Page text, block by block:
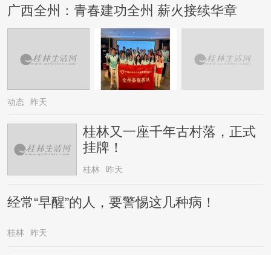
广西全州：青春建功全州 薪火接续华章
动态 昨天
桂林又一座千年古村落，正式
挂牌！
桂林 昨天
经常“早醒”的人，要警惕这几种病！
桂林 昨天